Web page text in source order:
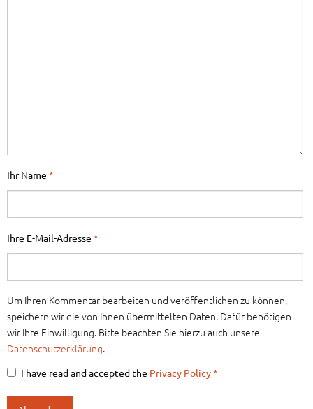
Ihr Name *
Ihre E-Mail-Adresse *
Um Ihren Kommentar bearbeiten und veröffentlichen zu können,
speichern wir die von Ihnen übermittelten Daten. Dafür benötigen
wir Ihre Einwilligung. Bitte beachten Sie hierzu auch unsere
Datenschutzerklärung.
I have read and accepted the Privacy Policy*